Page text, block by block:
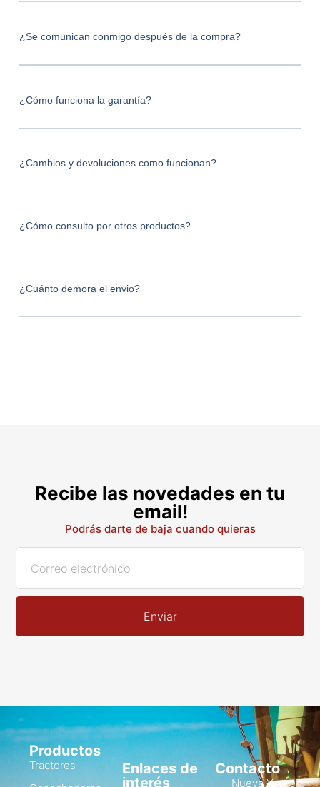
¿Se comunican conmigo después de la compra?
¿Cómo funciona la garantía?
¿Cambios y devoluciones como funcionan?
¿Cómo consulto por otros productos?
¿Cuánto demora el envio?
Recibe las novedades en tu
email!
Podrás darte de baja cuando quieras
Enviar
Productos
Tractores
Enlaces de
interés
Contacto
Nueva York